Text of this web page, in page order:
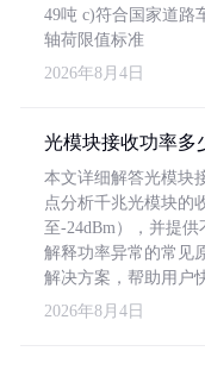
49吨 c)符合国家道路
轴荷限值标准
2026年8月4日
光模块接收功率多
本文详细解答光模块
点分析千兆光模块的
至-24dBm），并提
解释功率异常的常见
解决方案，帮助用户
2026年8月4日